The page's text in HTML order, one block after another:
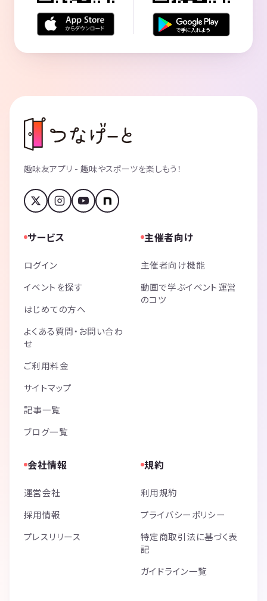
趣味友アプリ - 趣味やスポーツを楽しもう！
サービス
ログイン
イベントを探す
はじめての方へ
よくある質問・お問い合わ
せ
ご利用料金
サイトマップ
記事一覧
ブログ一覧
主催者向け
主催者向け機能
動画で学ぶイベント運営
のコツ
会社情報
運営会社
採用情報
プレスリリース
規約
利用規約
プライバシーポリシー
特定商取引法に基づく表
記
ガイドライン一覧